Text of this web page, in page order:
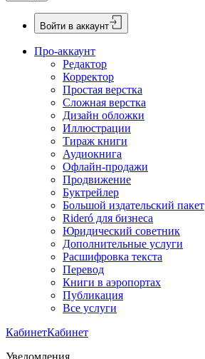
Войти в аккаунт
Про-аккаунт
Редактор
Корректор
Простая верстка
Сложная верстка
Дизайн обложки
Иллюстрации
Тираж книги
Аудиокнига
Офлайн-продажи
Продвижение
Буктрейлер
Большой издательский пакет
Rideró для бизнеса
Юридический советник
Дополнительные услуги
Расшифровка текста
Перевод
Книги в аэропортах
Публикация
Все услуги
КабинетКабинет
Уведомления